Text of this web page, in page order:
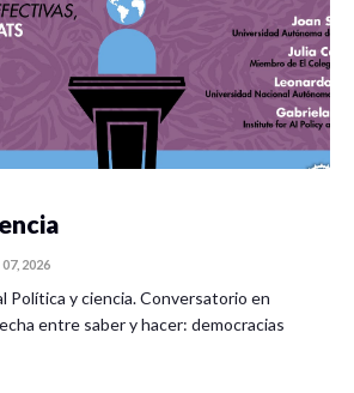
2026
Política y ciencia. Conversatorio en
entre saber y hacer: democracias